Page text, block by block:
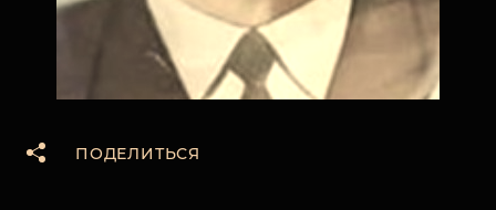
ПОДЕЛИТЬСЯ